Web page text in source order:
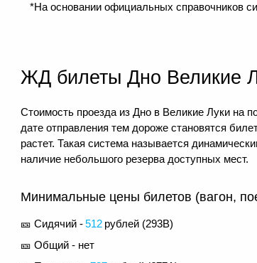
*На основании официальных справочников
ЖД билеты Дно Великие
Стоимость проезда из Дно в Великие Луки на
дате отправления тем дороже становятся
растет. Такая система называется
наличие небольшого резерва доступных мест.
Минимальные цены билетов (вагон,
🎫 Сидячий -512 рублей (293В)
🎫 Общий - нет